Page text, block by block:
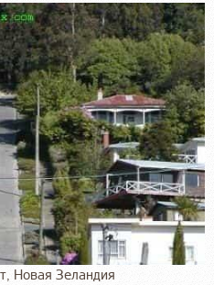
Новая Зеландия